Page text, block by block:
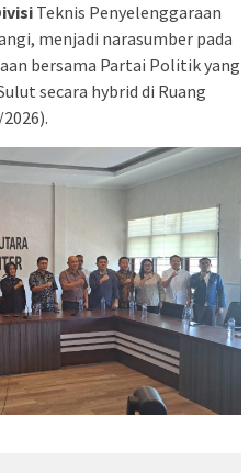
Teknis Penyelenggaraan
menjadi narasumber pada
bersama Partai Politik yang
secara hybrid di Ruang